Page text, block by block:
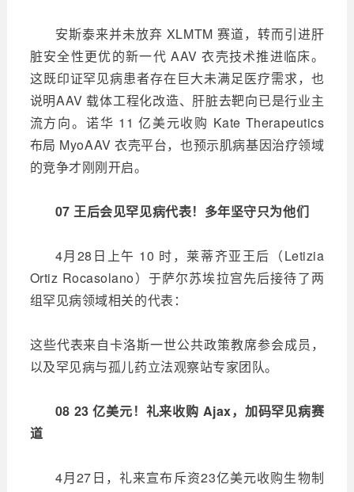
安斯泰来并未放弃 XLMTM 赛道，转而引进肝
脏安全性更优的新一代 AAV 衣壳技术推进临床。
这既印证罕见病患者存在巨大未满足医疗需求，也
说明AAV 载体工程化改造、肝脏去靶向已是行业主
流方向。诺华 11 亿美元收购 Kate Therapeutics
布局 MyoAAV 衣壳平台，也预示肌病基因治疗领域
的竞争才刚刚开启。
07 王后会见罕见病代表！多年坚守只为他们
4月28日上午 10 时，莱蒂齐亚王后（Letizia
Ortiz Rocasolano）于萨尔苏埃拉宫先后接待了两
组罕见病领域相关的代表：
这些代表来自卡洛斯一世公共政策教席参会成员，
以及罕见病与孤儿药立法观察站专家团队。
08 23 亿美元！礼来收购 Ajax，加码罕见病赛
道
4月27日，礼来宣布斥资23亿美元收购生物制